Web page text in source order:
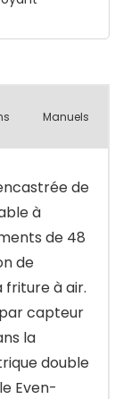
Manuels
de
à
de 48
de
friture à air.
capteur
la
double
Even-